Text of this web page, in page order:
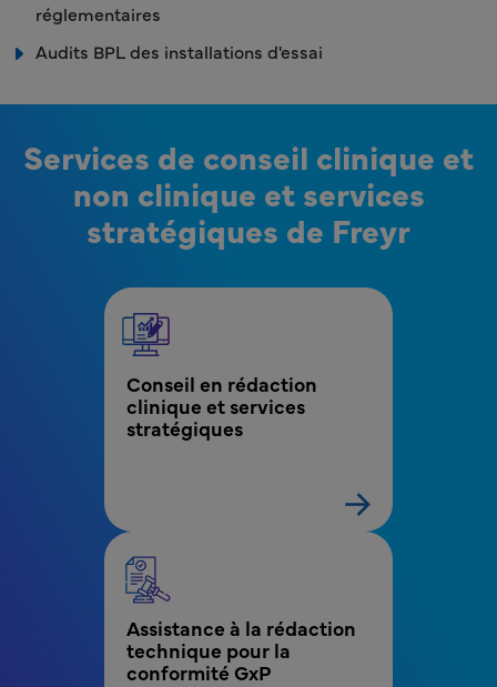
réglementaires
Audits BPL des installations d'essai
Services de conseil clinique et
non clinique et services
stratégiques de Freyr
MPR - MEW - Bloc de menu Services de
Conseil en rédaction
clinique et services
stratégiques
Assistance à la rédaction
technique pour la
conformité GxP